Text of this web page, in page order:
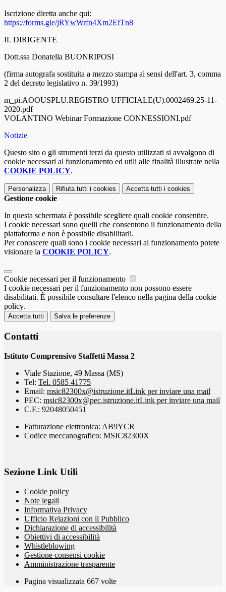
Iscrizione diretta anche qui:
https://forms.gle/jRYwWrfn4Xm2EfTn8
IL DIRIGENTE
Dott.ssa Donatella BUONRIPOSI
(firma autografa sostituita a mezzo stampa ai sensi dell'art. 3, comma
2 del decreto legislativo n. 39/1993)
m_pi.AOOUSPLU.REGISTRO UFFICIALE(U).0002469.25-11-
2020.pdf
VOLANTINO Webinar Formazione CONNESSIONI.pdf
Notizie
Questo sito o gli strumenti terzi da questo utilizzati si avvalgono di
cookie necessari al funzionamento ed utili alle finalità illustrate nella
COOKIE POLICY.
Personalizza Rifiuta tutti i cookies Accetta tutti i cookies
Gestione cookie
In questa schermata è possibile scegliere quali cookie consentire.
I cookie necessari sono quelli che consentono il funzionamento della
piattaforma e non è possibile disabilitarli.
Per conoscere quali sono i cookie necessari al funzionamento potete
visionare la COOKIE POLICY.
Cookie necessari per il funzionamento
I cookie necessari per il funzionamento non possono essere
disabilitati. È possibile consultare l'elenco nella pagina della cookie
policy.
Accetta tutti Salva le preferenze
Contatti
Istituto Comprensivo Staffetti Massa 2
Viale Stazione, 49 Massa (MS)
Tel: Tel. 0585 41775
Email: msic82300x@istruzione.itLink per inviare una mail
PEC: msic82300x@pec.istruzione.itLink per inviare una mail
C.F.: 92048050451
Fatturazione elettronica: AB9YCR
Codice meccanografico: MSIC82300X
Sezione Link Utili
Cookie policy
Note legali
Informativa Privacy
Ufficio Relazioni con il Pubblico
Dichiarazione di accessibilità
Obiettivi di accessibilità
Whistleblowing
Gestione consensi cookie
Amministrazione trasparente
Pagina visualizzata 667 volte